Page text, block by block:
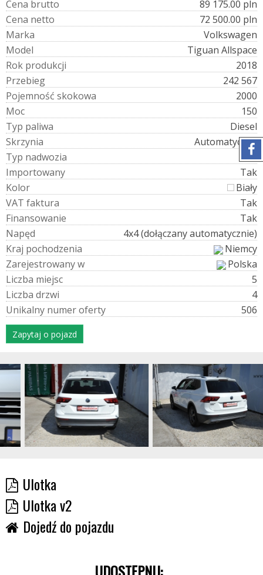
Cena brutto
89 175.00 pln
Cena netto
72 500.00 pln
Marka
Volkswagen
Model
Tiguan Allspace
Rok produkcji
2018
Przebieg
242 567
Pojemność skokowa
2000
Moc
150
Typ paliwa
Diesel
Skrzynia
Automatyczna
Typ nadwozia
SUV
Importowany
Tak
Kolor
Biały
VAT faktura
Tak
Finansowanie
Tak
Napęd
4x4 (dołączany automatycznie)
Kraj pochodzenia
Niemcy
Zarejestrowanyw
Polska
Liczba miejsc
5
Liczba drzwi
4
Unikalny numeroferty 506
Zapytaj o pojazd
Ulotka
Ulotka v2
Dojedź do pojazdu
UDOSTĘPNIJ: